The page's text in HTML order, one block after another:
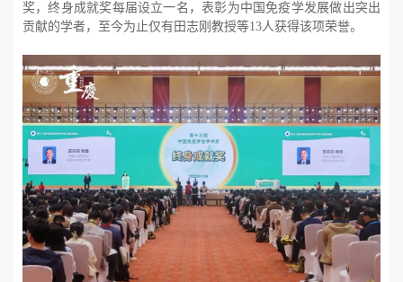
奖，终身成就奖每届设立一名，表彰为中国免疫学发展做出突出
贡献的学者，至今为止仅有田志刚教授等13人获得该项荣誉。